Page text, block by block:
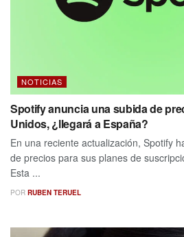
NOTICIAS
Spotify anuncia una subida de
Unidos, ¿llegará a España?
En una reciente actualización, Spotify
de precios para sus planes de
Esta ...
POR RUBEN TERUEL